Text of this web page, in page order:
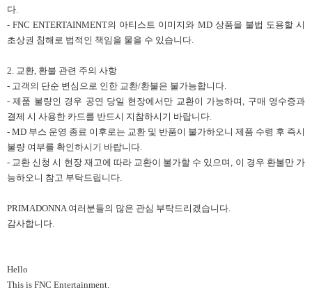
다.
- FNC ENTERTAINMENT의 아티스트 이미지와 MD 상품을 불법 도용할 시
초상권 침해로 법적인 책임을 물을 수 있습니다.
2. 교환, 환불 관련 주의 사항
- 고객의 단순 변심으로 인한 교환/환불은 불가능합니다.
- 제품 불량인 경우 공연 당일 현장에서만 교환이 가능하며, 구매 영수증과
결제 시 사용한 카드를 반드시 지참하시기 바랍니다.
- MD 부스 운영 종료 이후로는 교환 및 반품이 불가하오니 제품 수령 후 즉시
불량 여부를 확인하시기 바랍니다.
- 교환 신청 시 현장 재고에 따라 교환이 불가할 수 있으며, 이 경우 환불만 가
능하오니 참고 부탁드립니다.
PRIMADONNA 여러분들의 많은 관심 부탁드리겠습니다.
감사합니다.
Hello
This is FNC Entertainment.